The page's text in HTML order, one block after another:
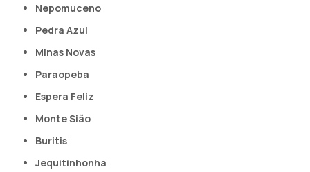
Nepomuceno
Pedra Azul
Minas Novas
Paraopeba
Espera Feliz
Monte Sião
Buritis
Jequitinhonha